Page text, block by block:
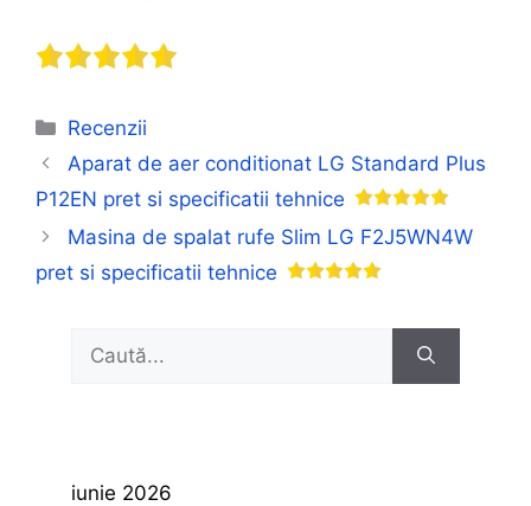
Categorii
Recenzii
Aparat de aer conditionat LG Standard Plus
P12EN pret si specificatii tehnice
Masina de spalat rufe Slim LG F2J5WN4W
pret si specificatii tehnice
după:
iunie 2026